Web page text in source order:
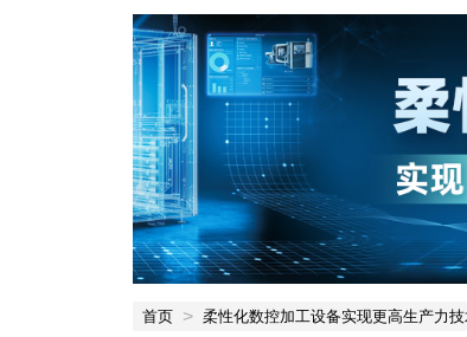
首页 > 柔性化数控加工设备实现更高生产力